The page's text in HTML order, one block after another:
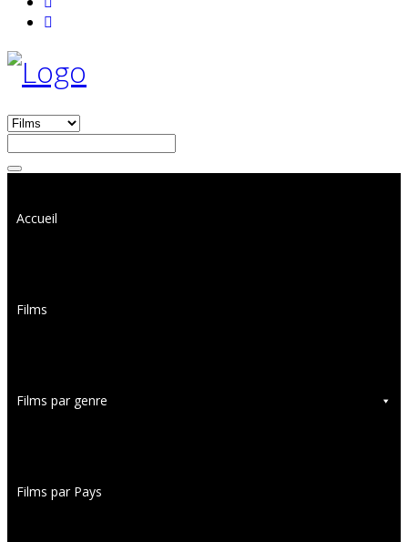
Accueil
Films
Films par genre
Films par Pays